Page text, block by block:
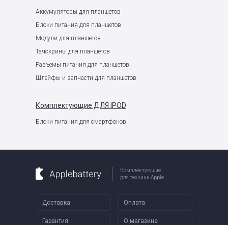
Аккумуляторы для планшетов
Блоки питания для планшетов
Модули для планшетов
Тачскрины для планшетов
Разъемы питания для планшетов
Шлейфы и запчасти для планшетов
Комплектующие ДЛЯ IPOD
Блоки питания для смартфонов
Комплектующие
для техники Apple
Доставка Оплата
Гарантия О магазине